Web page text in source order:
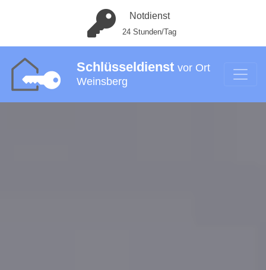
Notdienst
24 Stunden/Tag
Schlüsseldienst vor Ort
Weinsberg